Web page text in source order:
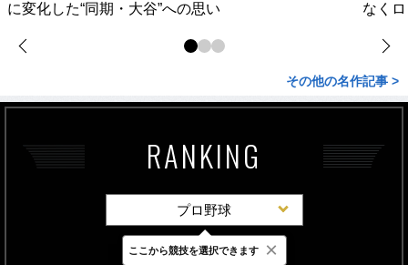
に変化した“同期・大谷”への思い
なく
その他の名作記事 >
RANKING
プロ野球
最新 24時間 週間
ここから競技を選択できます ×